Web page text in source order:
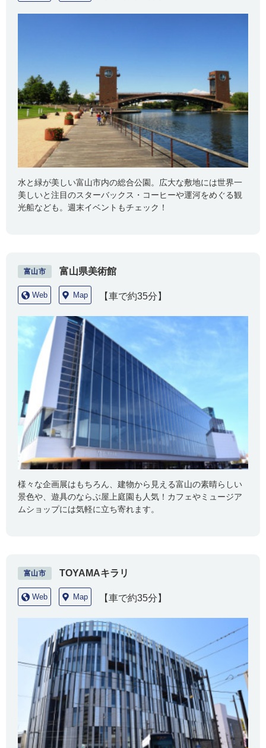
水と緑が美しい富山市内の総合公園。広大な敷地には世界一
美しいと注目のスターバックス・コーヒーや運河をめぐる観
光船なども。週末イベントもチェック！
富山市 富山県美術館
Web Map 【車で約35分】
様々な企画展はもちろん、建物から見える富山の素晴らしい
景色や、遊具のならぶ屋上庭園も人気！カフェやミュージア
ムショップには気軽に立ち寄れます。
富山市 TOYAMAキラリ
Web Map 【車で約35分】